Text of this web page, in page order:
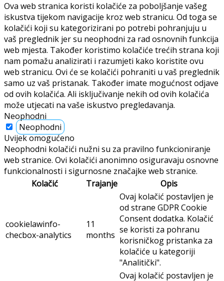
Ova web stranica koristi kolačiće za poboljšanje vašeg
iskustva tijekom navigacije kroz web stranicu. Od toga se
kolačići koji su kategorizirani po potrebi pohranjuju u
vaš preglednik jer su neophodni za rad osnovnih funkcija
web mjesta. Također koristimo kolačiće trećih strana koji
nam pomažu analizirati i razumjeti kako koristite ovu
web stranicu. Ovi će se kolačići pohraniti u vaš preglednik
samo uz vaš pristanak. Također imate mogućnost odjave
od ovih kolačića. Ali isključivanje nekih od ovih kolačića
može utjecati na vaše iskustvo pregledavanja.
Neophodni
Neophodni
Uvijek omogućeno
Neophodni kolačići nužni su za pravilno funkcioniranje
web stranice. Ovi kolačići anonimno osiguravaju osnovne
funkcionalnosti i sigurnosne značajke web stranice.
Kolačić
Trajanje Opis
cookielawinfo-
checbox-analytics
11
months
Ovaj kolačić postavljen je
od strane GDPR Cookie
Consent dodatka. Kolačić
se koristi za pohranu
korisničkog pristanka za
kolačiće u kategoriji
"Analitički".
Ovaj kolačić postavljen je